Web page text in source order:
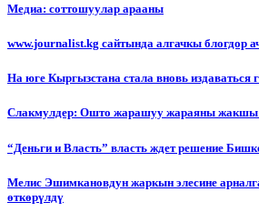
Медиа: соттошуулар арааны
www.journalist.kg сайтында алгачкы блогдор
На юге Кыргызстана стала вновь издаваться
Слакмулдер: Ошто жарашуу жараяны жакшы
“Деньги и Власть” власть ждет решение
Мелис Эшимкановдун жаркын элесине
өткөрүлдү